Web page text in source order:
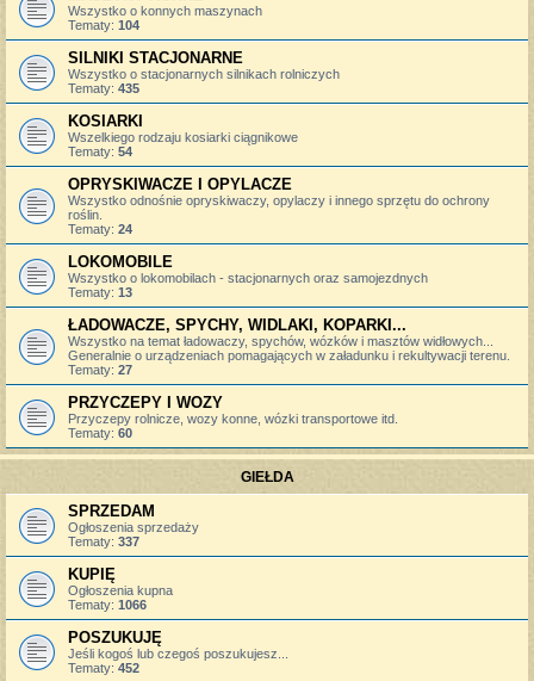
Wszystko o konnych maszynach
Tematy: 104
SILNIKI STACJONARNE
Wszystko o stacjonarnych silnikach rolniczych
Tematy: 435
KOSIARKI
Wszelkiego rodzaju kosiarki ciągnikowe
Tematy: 54
OPRYSKIWACZE I OPYLACZE
Wszystko odnośnie opryskiwaczy, opylaczy i innego sprzętu do ochrony
roślin.
Tematy: 24
LOKOMOBILE
Wszystko o lokomobilach - stacjonarnych oraz samojezdnych
Tematy: 13
ŁADOWACZE, SPYCHY, WIDLAKI, KOPARKI...
Wszystko na temat ładowaczy, spychów, wózków i masztów widłowych...
Generalnie o urządzeniach pomagających w załadunku i rekultywacji terenu.
Tematy: 27
PRZYCZEPY I WOZY
Przyczepy rolnicze, wozy konne, wózki transportowe itd.
Tematy: 60
GIEŁDA
SPRZEDAM
Ogłoszenia sprzedaży
Tematy: 337
KUPIĘ
Ogłoszenia kupna
Tematy: 1066
POSZUKUJĘ
Jeśli kogoś lub czegoś poszukujesz...
Tematy: 452